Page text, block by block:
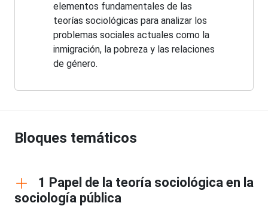
elementos fundamentales de las
teorías sociológicas para analizar los
problemas sociales actuales como la
inmigración, la pobreza y las relaciones
de género.
Bloques temáticos
1 Papel de la teoría sociológica en la
sociología pública